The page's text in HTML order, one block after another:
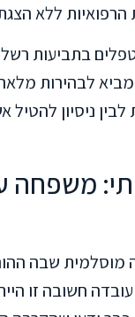
הרפואיות ללא
בתביעות
לבהירות מלאה
לבין ניסיון
משפחה
שבה
חשובה זו